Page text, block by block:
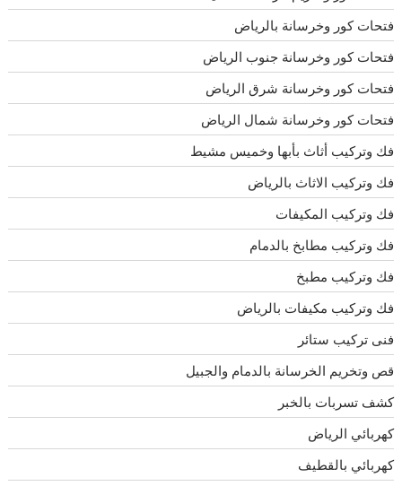
فتحات كور وخرسانة بالرياض
فتحات كور وخرسانة جنوب الرياض
فتحات كور وخرسانة شرق الرياض
فتحات كور وخرسانة شمال الرياض
فك وتركيب أثاث بأبها وخميس مشيط
فك وتركيب الاثاث بالرياض
فك وتركيب المكيفات
فك وتركيب مطابخ بالدمام
فك وتركيب مطبخ
فك وتركيب مكيفات بالرياض
فنى تركيب ستائر
قص وتخريم الخرسانة بالدمام والجبيل
كشف تسربات بالخبر
كهربائي الرياض
كهربائي بالقطيف